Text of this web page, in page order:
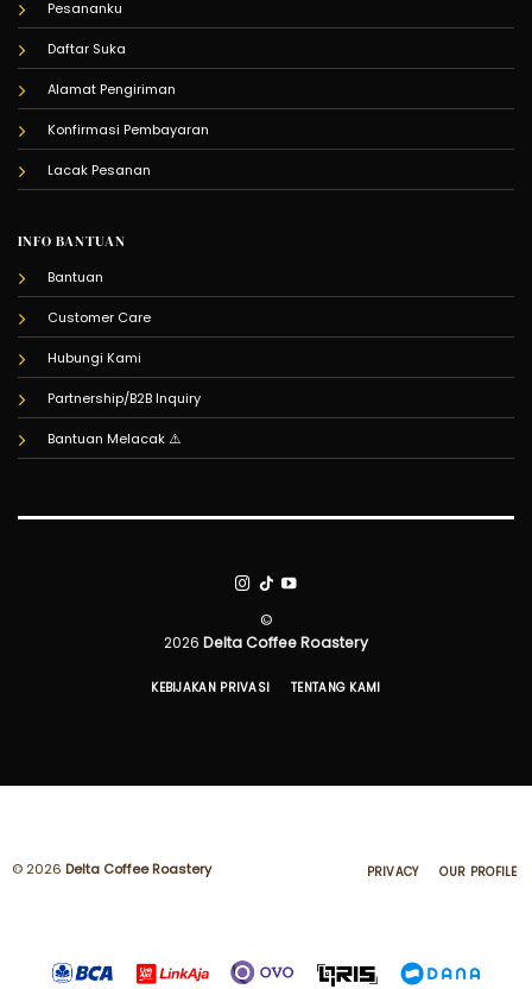
Pesananku
Daftar Suka
Alamat Pengiriman
Konfirmasi Pembayaran
Lacak Pesanan
INFO BANTUAN
Bantuan
Customer Care
Hubungi Kami
Partnership/B2B Inquiry
Bantuan Melacak ⚠️
©
2026 Delta Coffee Roastery
KEBIJAKAN PRIVASI TENTANG KAMI
© 2026 Delta Coffee Roastery PRIVACY OUR PROFILE